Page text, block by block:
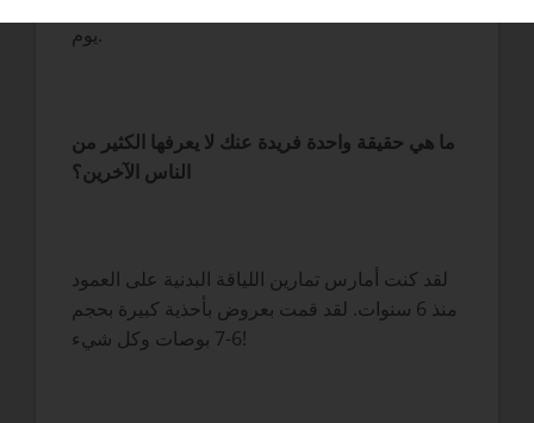
يوم.
ما هي حقيقة واحدة فريدة عنك لا يعرفها الكثير من
الناس الآخرين؟
لقد كنت أمارس تمارين اللياقة البدنية على العمود
منذ 6 سنوات. لقد قمت بعروض بأحذية كبيرة بحجم
6-7 بوصات وكل شيء!